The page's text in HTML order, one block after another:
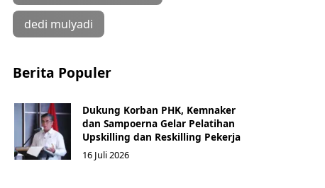
dedi mulyadi
Berita Populer
Dukung Korban PHK, Kemnaker
dan Sampoerna Gelar Pelatihan
Upskilling dan Reskilling Pekerja
16 Juli 2026